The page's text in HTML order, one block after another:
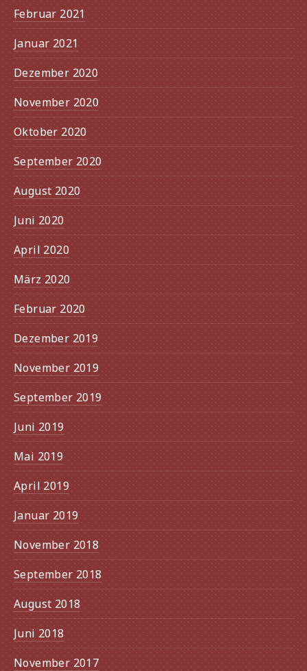
Februar 2021
Januar 2021
Dezember 2020
November 2020
Oktober 2020
September 2020
August 2020
Juni 2020
April 2020
März 2020
Februar 2020
Dezember 2019
November 2019
September 2019
Juni 2019
Mai 2019
April 2019
Januar 2019
November 2018
September 2018
August 2018
Juni 2018
November 2017
Vorherige